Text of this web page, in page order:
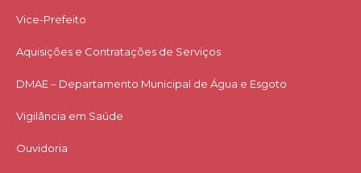
Vice-Prefeito
Aquisições e Contratações de Serviços​
DMAE – Departamento Municipal de Água e Esgoto
Vigilância em Saúde
Ouvidoria